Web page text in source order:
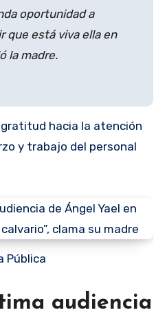
oportunidad a
que está viva ella en
la madre.
hacia la atención
y trabajo del personal
Pública
audiencia